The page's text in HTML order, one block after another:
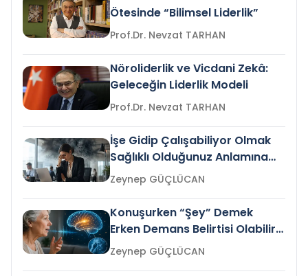
Ötesinde “Bilimsel Liderlik”
Prof.Dr. Nevzat TARHAN
Nöroliderlik ve Vicdani Zekâ:
Geleceğin Liderlik Modeli
Prof.Dr. Nevzat TARHAN
İşe Gidip Çalışabiliyor Olmak
Sağlıklı Olduğunuz Anlamına
Gelir mi?Zeynep GÜÇLÜCAN
Konuşurken “Şey” Demek
Erken Demans Belirtisi Olabilir
mi?
Zeynep GÜÇLÜCAN